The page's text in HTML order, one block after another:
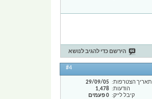
הירשם כדי להגיב לנושא
#4
תאריך הצטרפות
29/09/05
הודעות
1,478
קיבל לייק
0 פעמים